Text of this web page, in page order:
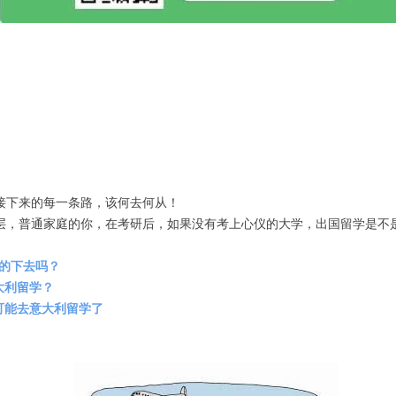
来的每一条路，该何去何从！
普通家庭的你，在考研后，如果没有考上心仪的大学，出国留学是不
下去吗？
留学？
去意大利留学了